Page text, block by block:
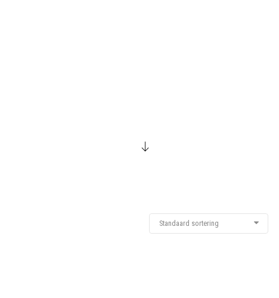
Standaard sortering